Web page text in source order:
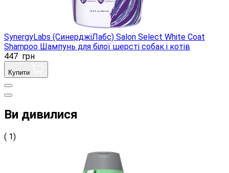
SynergyLabs (СинерджіЛабс) Salon Select White Coat
Shampoo Шампунь для білої шерсті собак і котів
447 грн
Купити
Ви дивилися
( 1)